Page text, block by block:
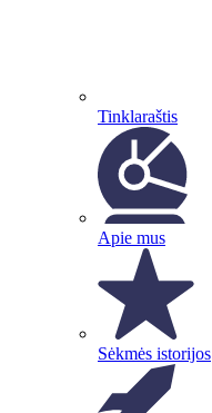
Tinklaraštis
Apie mus
Sėkmės istorijos